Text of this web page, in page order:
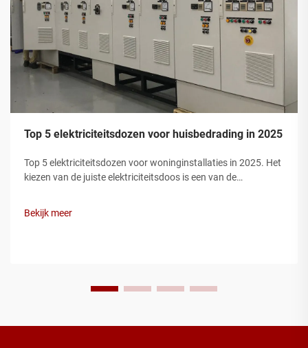
Top 5 elektriciteitsdozen voor huisbedrading in 2025
Top 5 elektriciteitsdozen voor woninginstallaties in 2025. Het
kiezen van de juiste elektriciteitsdoos is een van de
voorkomen brandgevaren en zorgen ervoor dat uw installatie
Bekijk meer